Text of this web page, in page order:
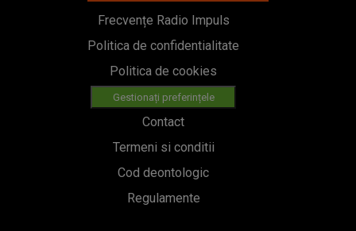
Frecvențe Radio Impuls
Politica de confidentialitate
Politica de cookies
Gestionați preferințele
Contact
Termeni si conditii
Cod deontologic
Regulamente